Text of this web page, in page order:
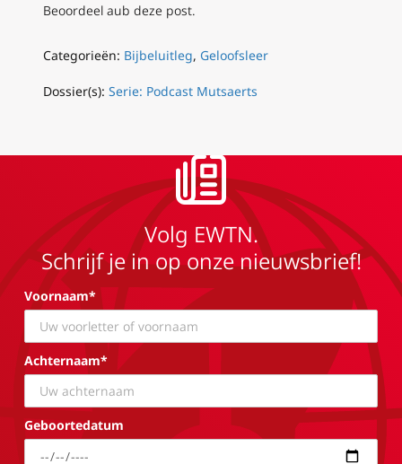
Beoordeel aub deze post.
Categorieën: Bijbeluitleg, Geloofsleer
Dossier(s): Serie: Podcast Mutsaerts
Volg EWTN.
Schrijf je in op onze nieuwsbrief!
Voornaam*
Achternaam*
Geboortedatum